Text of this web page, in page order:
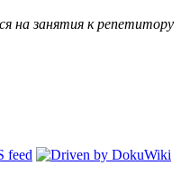
на занятия к репетитору